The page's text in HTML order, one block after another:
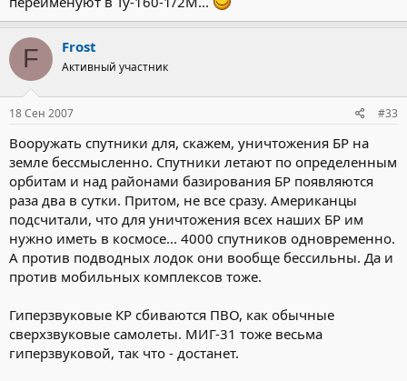
F Frost
Активный участник
18 Сен 2007 #33
Вооружать спутники для, скажем, уничтожения БР на
земле бессмысленно. Спутники летают по определенным
орбитам и над районами базирования БР появляются
раза два в сутки. Притом, не все сразу. Американцы
подсчитали, что для уничтожения всех наших БР им
нужно иметь в космосе... 4000 спутников одновременно.
А против подводных лодок они вообще бессильны. Да и
против мобильных комплексов тоже.
Гиперзвуковые КР сбиваются ПВО, как обычные
сверхзвуковые самолеты. МИГ-31 тоже весьма
гиперзвуковой, так что - достанет.